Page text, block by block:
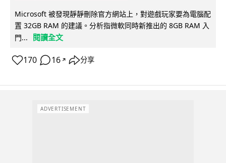
Microsoft 被發現靜靜刪除官方網站上，對遊戲玩家要為電腦配
置 32GB RAM 的建議。分析指微軟同時新推出的 8GB RAM 入
門...
閱讀全文
170 16 ↗ 分享
ADVERTISEMENT